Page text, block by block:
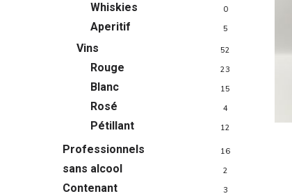
Whiskies 0
Aperitif 5
Vins 52
Rouge 23
Blanc 15
Rosé 4
Pétillant 12
Professionnels 16
sans alcool 2
Contenant 3